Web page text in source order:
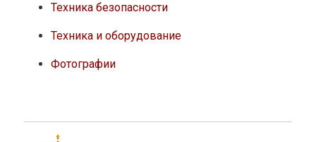
Техника безопасности
Техника и оборудование
Фотографии